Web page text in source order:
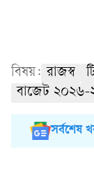
বিষয়: রাজস্ব
বাজেট ২০২৬-
সর্বশেষ